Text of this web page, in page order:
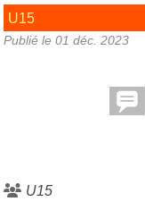
U15
Publié le 01 déc. 2023
U15